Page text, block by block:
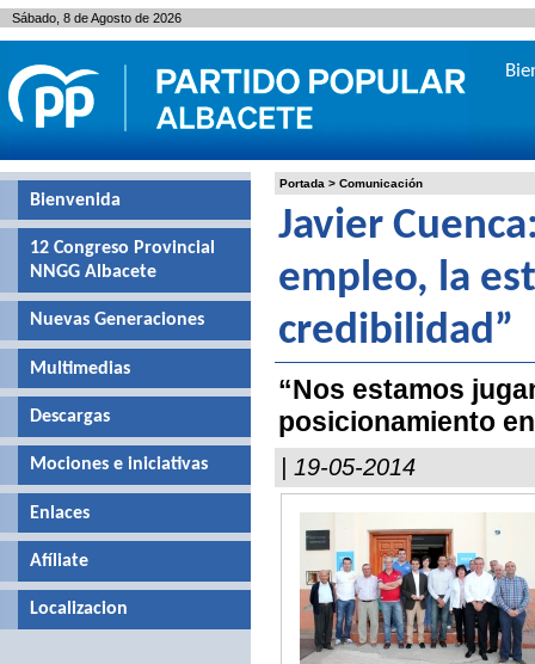
Portada > Comunicación
Javier
empleo, la
credibilidad”
“Nos estamos
posicionamiento
| 19-05-2014
Bienvenida
12 Congreso Provincial
NNGG Albacete
Nuevas Generaciones
Multimedias
Descargas
Mociones e iniciativas
Enlaces
Afíliate
Localizacion
Sábado, 8 de Agosto de 2026